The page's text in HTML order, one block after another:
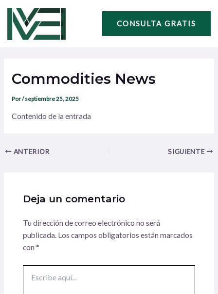
contenido
CONSULTA GRATIS
Commodities News
Por/septiembre 25, 2025
Contenido de la entrada
entradas
ANTERIOR SIGUIENTE
Deja un comentario
Tu dirección de correo electrónico no será
publicada. Los campos obligatorios están marcados
con *
aquí...